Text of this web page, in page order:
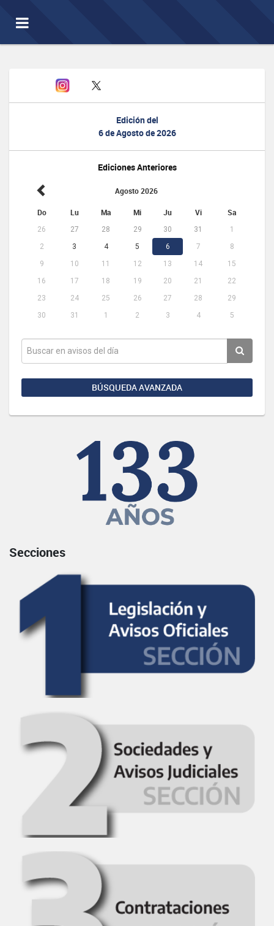
Toggle
navigation
Edición del
6 de Agosto de 2026
Ediciones Anteriores
Agosto 2026
Do Lu Ma Mi Ju Vi Sa
26 27 28 29 30 31
1
2
3 4 5 6 7
8
9
10 11 12 13 14
15
16
17 18 19 20 21
22
23
24 25 26 27 28
29
30
31 1 2 3 4 5
BÚSQUEDA AVANZADA
Secciones